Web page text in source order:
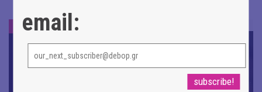
ΝΕΑ
email: